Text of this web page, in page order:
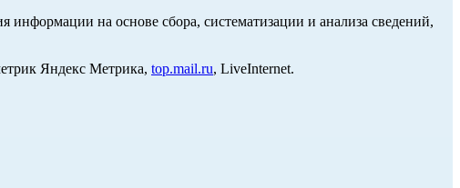
на основе сбора, систематизации и анализа сведений,
Яндекс Метрика, top.mail.ru, LiveInternet.